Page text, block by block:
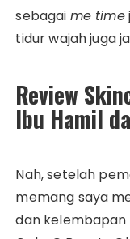
sebagai me time
tidur wajah juga
Review
Ibu Hamil
Nah, setelah
memang saya
dan kelembapan